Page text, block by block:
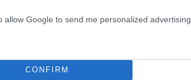
allow Google to send me personalized advertising.
CONFIRM